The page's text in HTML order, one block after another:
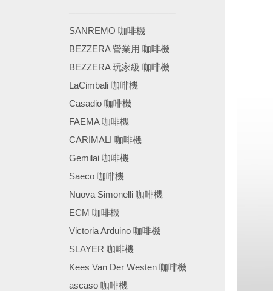
────────────────
SANREMO 咖啡機
BEZZERA 營業用 咖啡機
BEZZERA 玩家級 咖啡機
LaCimbali 咖啡機
Casadio 咖啡機
FAEMA 咖啡機
CARIMALI 咖啡機
Gemilai 咖啡機
Saeco 咖啡機
Nuova Simonelli 咖啡機
ECM 咖啡機
Victoria Arduino 咖啡機
SLAYER 咖啡機
Kees Van Der Westen 咖啡機
ascaso 咖啡機